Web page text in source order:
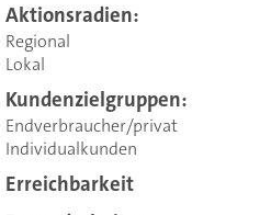
Aktionsradien:
Regional
Lokal
Kundenzielgruppen:
Endverbraucher/privat
Individualkunden
Erreichbarkeit